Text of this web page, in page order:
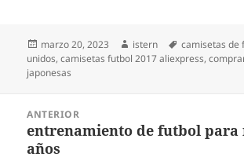
Publicado
el
marzo 20, 2023 Autor
istern Etiquetas
camisetas de
unidos,camisetas futbol 2017 aliexpress,
japonesas
entradas
ANTERIOR
Entrada
anterior:
entrenamiento de futbol para
años